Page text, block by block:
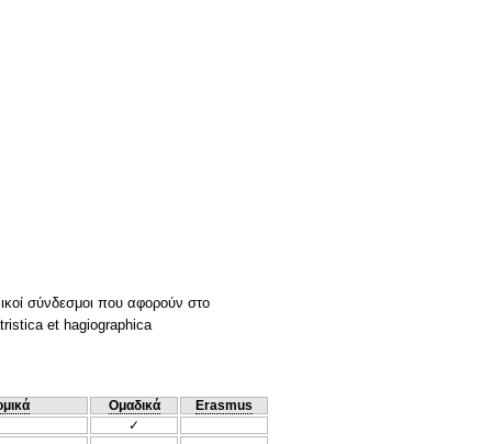
σύνδεσμοι που αφορούν στο
et hagiographica
Ομαδικά
Erasmus
✓